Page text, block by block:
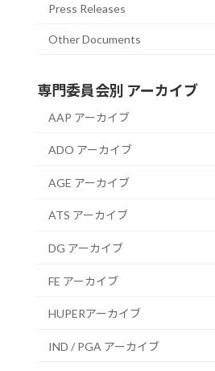
Press Releases
Other Documents
専門委員会別 アーカイブ
AAP アーカイブ
ADO アーカイブ
AGE アーカイブ
ATS アーカイブ
DG アーカイブ
FE アーカイブ
HUPERアーカイブ
IND / PGA アーカイブ